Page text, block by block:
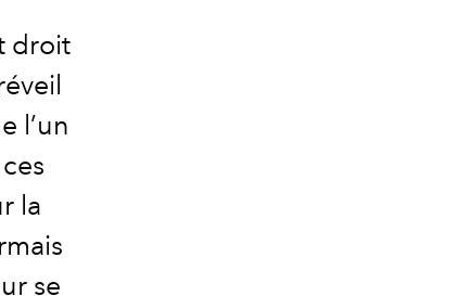
droit
l’un
la
se